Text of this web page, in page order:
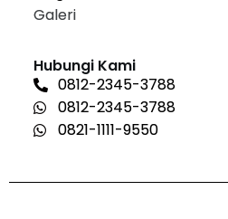
Galeri
Hubungi Kami
0812-2345-3788
0812-2345-3788
0821-1111-9550